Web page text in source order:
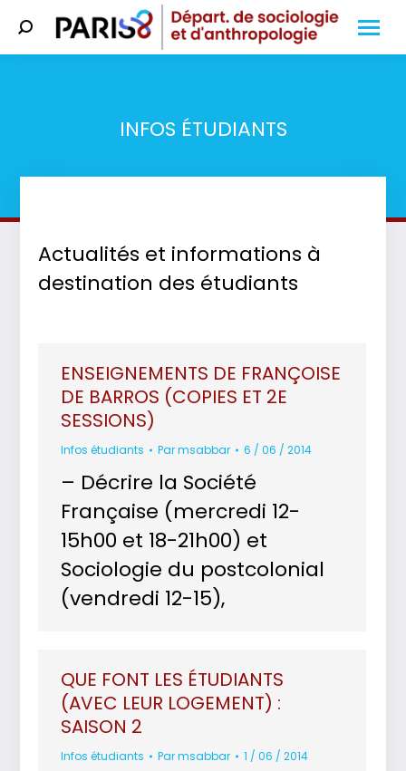
Search:
INFOS ÉTUDIANTS
Actualités et informations à
destination des étudiants
ENSEIGNEMENTS DE FRANÇOISE
DE BARROS (COPIES ET 2E
SESSIONS)
Infos étudiants Parmsabbar 6 / 06 / 2014
– Décrire la Société
Française (mercredi 12-
15h00 et 18-21h00) et
Sociologie du postcolonial
(vendredi 12-15),
QUE FONT LES ÉTUDIANTS
(AVEC LEUR LOGEMENT) :
SAISON 2
Infos étudiants Parmsabbar 1 / 06 / 2014